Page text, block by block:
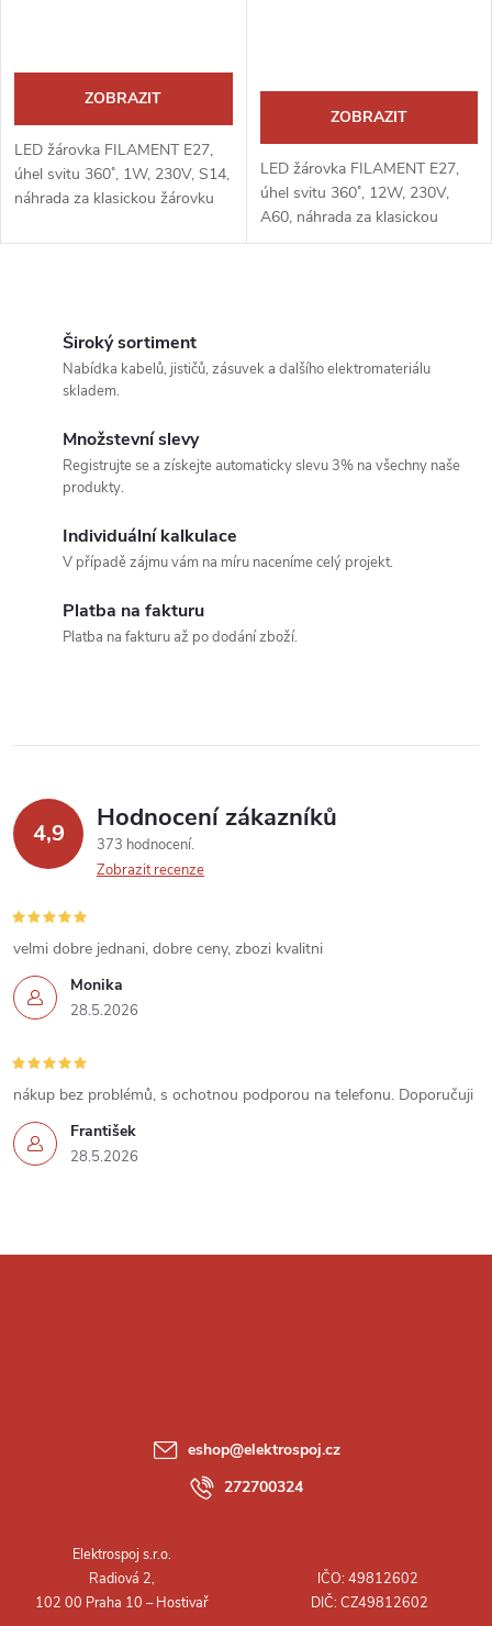
u
k
o
d
u
k
ZOBRAZIT
LED žárovka FILAMENT E27,
úhel svitu 360˚, 1W, 230V, S14,
náhrada za klasickou žárovku
ZOBRAZIT
LED žárovka FILAMENT E27,
úhel svitu 360˚, 12W, 230V,
A60, náhrada za klasickou
žárovku
v
k
y
ý
p
i
s
u
Široký sortiment
Nabídka kabelů, jističů, zásuvek a dalšího elektromateriálu
skladem.
Množstevní slevy
Registrujte se a získejte automaticky slevu 3% na všechny naše
produkty.
Individuální kalkulace
V případě zájmu vám na míru naceníme celý projekt.
Platba na fakturu
Platba na fakturu až po dodání zboží.
4,9 Hodnocení zákazníků
373 hodnocení
Zobrazit recenze
Monika
28.5.2026
velmi dobre jednani, dobre ceny, zbozi kvalitni
František
28.5.2026
nákup bez problémů, s ochotnou podporou na telefonu. Doporučuji
eshop@elektrospoj.cz
272700324